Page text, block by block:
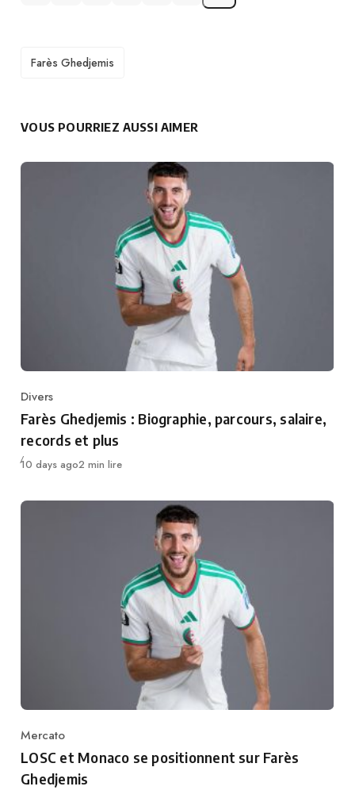
TAGS
Farès Ghedjemis
VOUS POURRIEZ AUSSI AIMER
Category
Divers
Farès Ghedjemis : Biographie, parcours, salaire,
records et plus
Publié
10 days ago2 min lire
Category
Mercato
LOSC et Monaco se positionnent sur Farès
Ghedjemis